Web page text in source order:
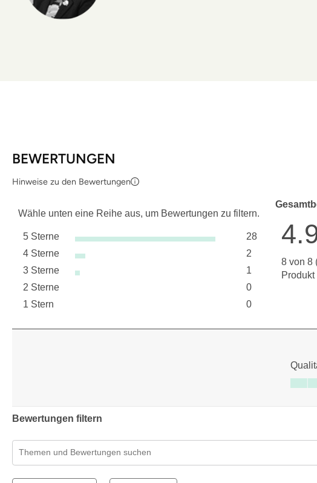
BEWERTUNGEN
Hinweise zu den Bewertungen
Wähle unten eine Reihe aus, um Bewertungen zu filtern.
5 Sterne Sterne
28
28 Bewertungen
4 Sterne Sterne
2
2 Bewertungen
3 Sterne Sterne
1
1 Bewertung mit
2 Sterne
0
0 Bewertungen
1 Stern
0
8 von 8
Produkt
Bewertungen filtern
Suchthemen und Bewertungen Suchregion